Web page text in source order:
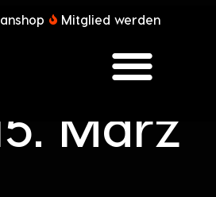
Mitglied werden
März